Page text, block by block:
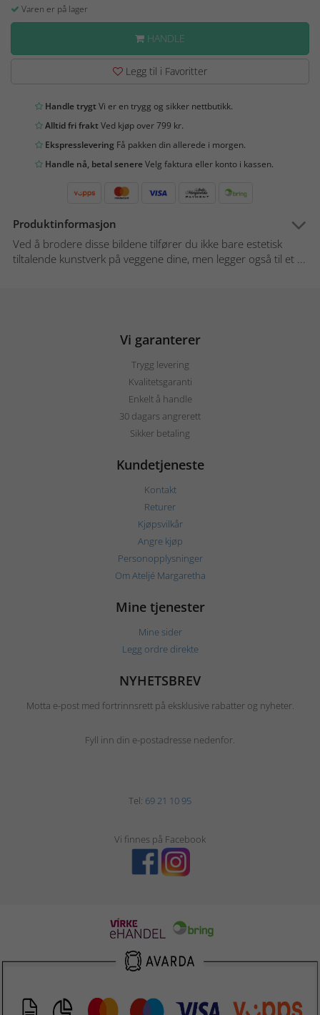
Varen er på lager
HANDLE
Legg til i Favoritter
Handle trygtVi er en trygg og sikker nettbutikk.
Alltid fri fraktVed kjøp over 799 kr.
Ekspresslevering Få pakken din allerede i morgen.
Handle nå, betal senereVelg faktura eller konto i kassen.
Produktinformasjon
Ved å brodere disse bildene tilfører du ikke bare estetisk
tiltalende kunstverk på veggene dine, men legger også til et ...
Vi garanterer
Trygg levering
Kvalitetsgaranti
Enkelt å handle
30 dagars angrerett
Sikker betaling
Kundetjeneste
Kontakt
Returer
Kjøpsvilkår
Angre kjøp
Personopplysninger
Om Ateljé Margaretha
Mine tjenester
Mine sider
Legg ordre direkte
NYHETSBREV
Motta e-post med fortrinnsrett på eksklusive rabatter og nyheter.
Fyll inn din e-postadresse nedenfor.
Tel: 69 21 10 95
Vi finnes på Facebook